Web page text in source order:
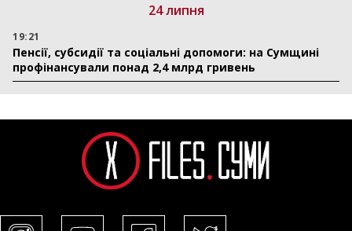
24 липня
19:21
Пенсії, субсидії та соціальні допомоги: на Сумщині
профінансували понад 2,4 млрд гривень